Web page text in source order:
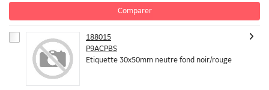
Comparer
188015
P9ACPBS
Etiquette 30x50mm neutre fond noir/rouge